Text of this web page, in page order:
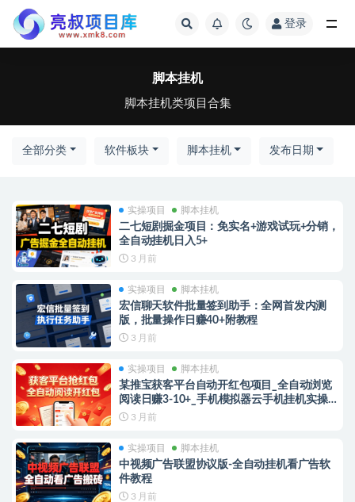
登录
脚本挂机
脚本挂机类项目合集
全部分类 软件板块 脚本挂机 发布日期
实操项目 脚本挂机
二七短剧掘金项目：免实名+游戏试玩+分销，
全自动挂机日入5+
3 月前
实操项目 脚本挂机
宏信聊天软件批量签到助手：全网首发内测
版，批量操作日赚40+附教程
3 月前
实操项目 脚本挂机
某推宝获客平台自动开红包项目_全自动浏览
阅读日赚3-10+_手机模拟器云手机挂机实操教
程3 月前
实操项目 脚本挂机
中视频广告联盟协议版-全自动挂机看广告软
件教程
3 月前